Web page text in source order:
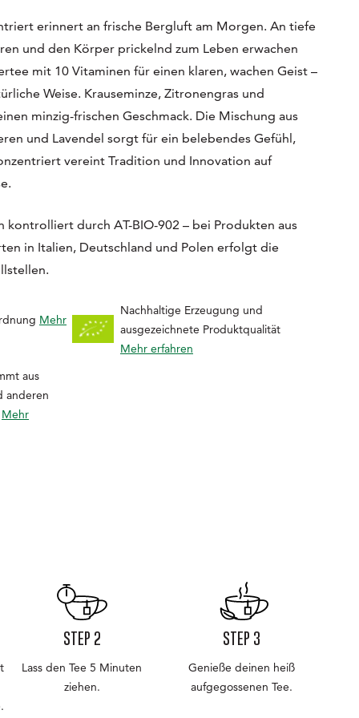
erinnert an frische Bergluft am Morgen. An tiefe
und den Körper prickelnd zum Leben erwachen
mit 10 Vitaminen für einen klaren, wachen Geist –
Weise. Krauseminze, Zitronengras und
minzig-frischen Geschmack. Die Mischung aus
und Lavendel sorgt für ein belebendes Gefühl,
vereint Tradition und Innovation auf
kontrolliert durch AT-BIO-902 – bei Produkten aus
in Italien, Deutschland und Polen erfolgt die
Mehr
Nachhaltige Erzeugung und
ausgezeichnete Produktqualität
Mehr erfahren
aus
anderen
Mehr
STEP 2
Lass den Tee 5 Minuten
ziehen.
STEP 3
Genieße deinen heiß
aufgegossenen Tee.